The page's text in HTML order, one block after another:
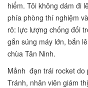
hiểm. Tôi không dám đi
phía phòng thí nghiệm
rõ: lực lượng chống đối
gắn súng máy lớn, bắn
chùa Tân Ninh.
Mảnh đạn trái rocket do
Tránh, nhân viên giám